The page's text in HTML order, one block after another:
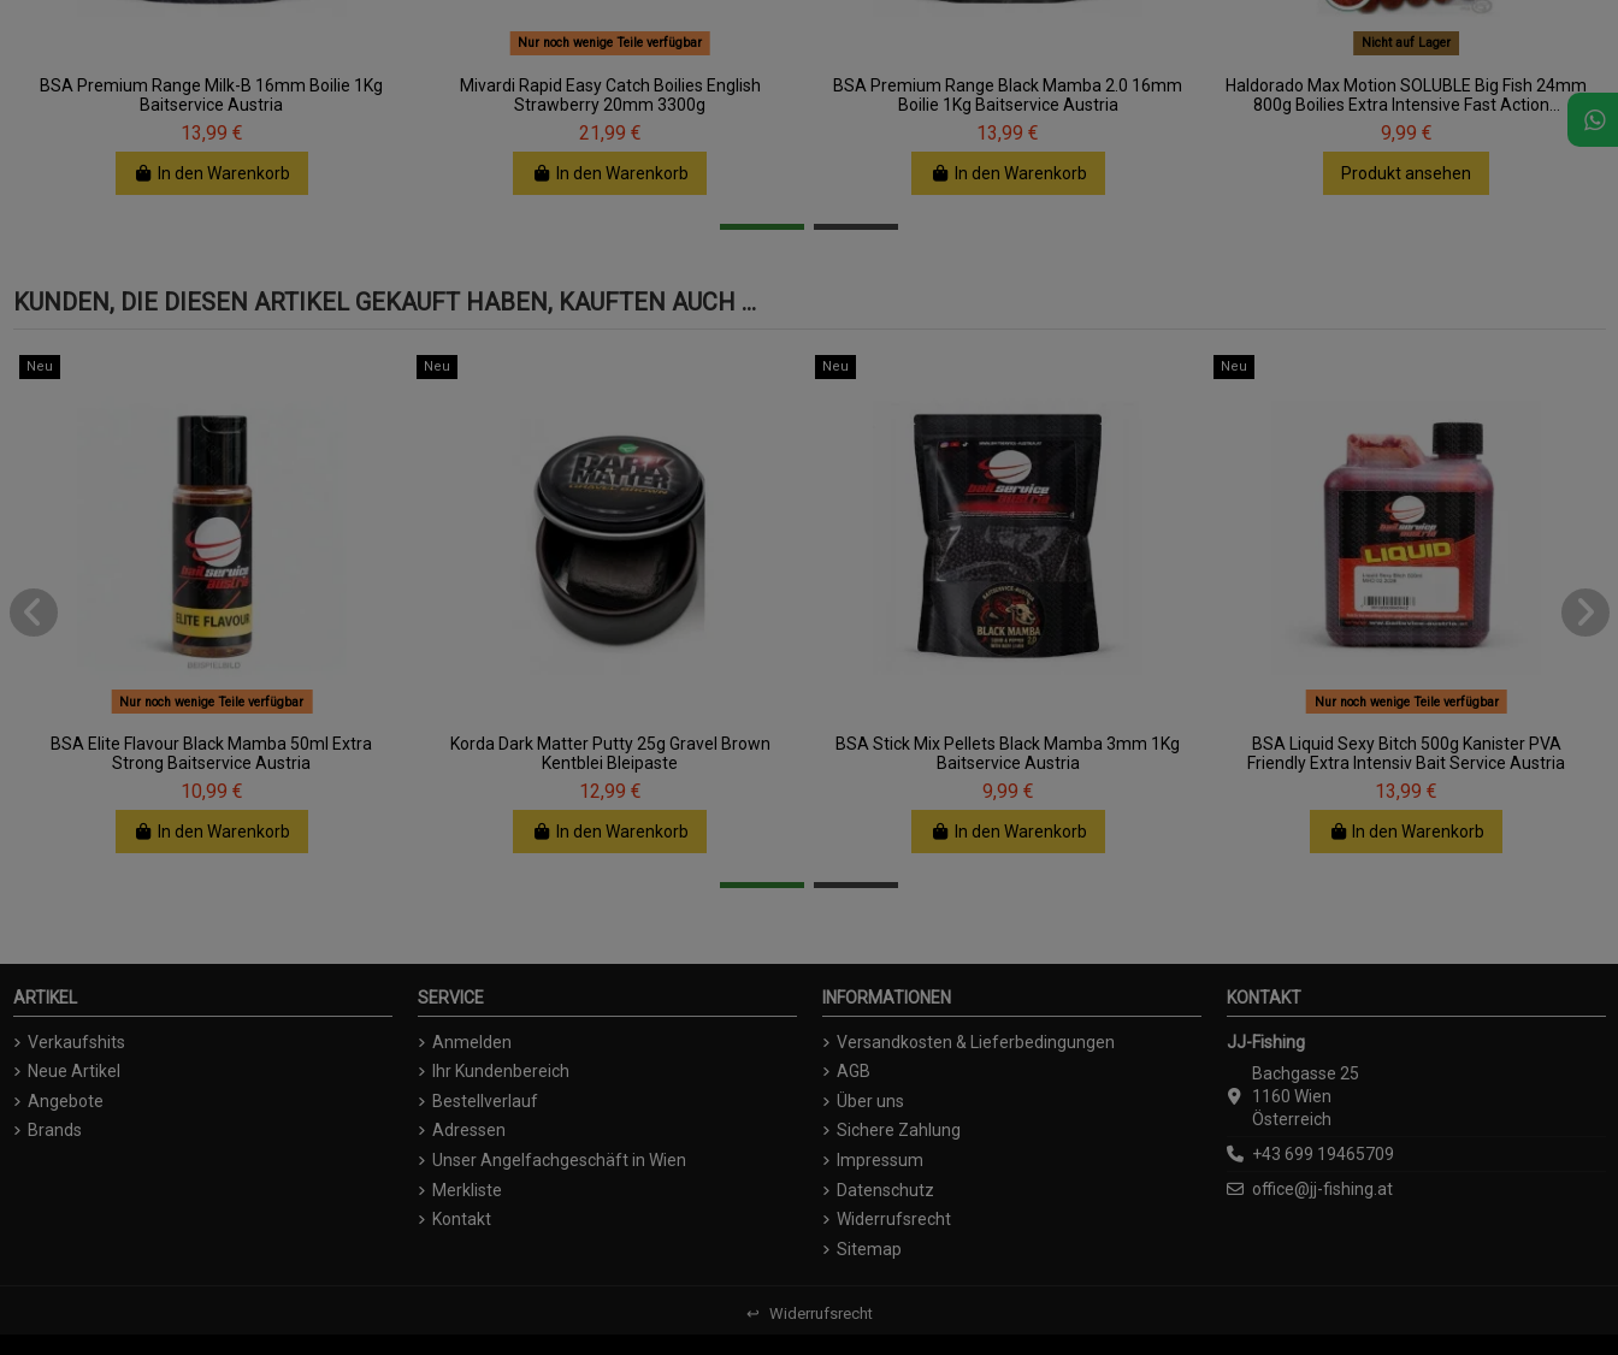
BSA Premium Range Milk-B 16mm Boilie 1Kg
Baitservice Austria
13,99 €
In den Warenkorb
Nur noch wenige Teile verfügbar
Mivardi Rapid Easy Catch Boilies English
Strawberry 20mm 3300g
21,99 €
In den Warenkorb
BSA Premium Range Black Mamba 2.0 16mm
Boilie 1Kg Baitservice Austria
13,99 €
In den Warenkorb
Nicht auf Lager
Haldorado Max Motion SOLUBLE Big Fish 24mm
800g Boilies Extra Intensive Fast Action...
9,99 €
Produkt ansehen
KUNDEN, DIE DIESEN ARTIKEL GEKAUFT HABEN, KAUFTEN AUCH ...
Neu
Nur noch wenige Teile verfügbar
BSA Elite Flavour Black Mamba 50ml Extra
Strong Baitservice Austria
10,99 €
In den Warenkorb
Neu
Korda Dark Matter Putty 25g Gravel Brown
Kentblei Bleipaste
12,99 €
In den Warenkorb
Neu
BSA Stick Mix Pellets Black Mamba 3mm 1Kg
Baitservice Austria
9,99 €
In den Warenkorb
Neu
Nur noch wenige Teile verfügbar
BSA Liquid Sexy Bitch 500g Kanister PVA
Friendly Extra Intensiv Bait Service Austria
13,99 €
In den Warenkorb
ARTIKEL
Verkaufshits
Neue Artikel
Angebote
Brands
SERVICE
Anmelden
Ihr Kundenbereich
Bestellverlauf
Adressen
Unser Angelfachgeschäft in Wien
Merkliste
Kontakt
INFORMATIONEN
Versandkosten & Lieferbedingungen
AGB
Über uns
Sichere Zahlung
Impressum
Datenschutz
Widerrufsrecht
Sitemap
KONTAKT
JJ-Fishing
Bachgasse 25
1160 Wien
Österreich
+43 699 19465709
office@jj-fishing.at
↩ Widerrufsrecht